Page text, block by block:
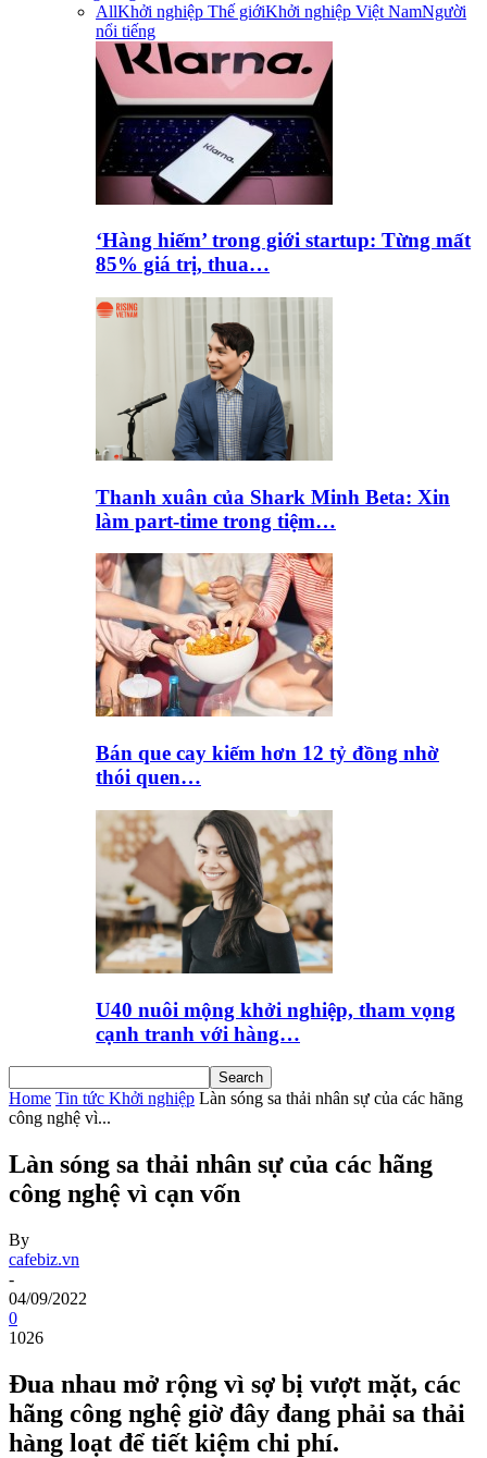
AllKhởi nghiệp Thế giớiKhởi nghiệp Việt NamNgười
nổi tiếng
‘Hàng hiếm’ trong giới startup: Từng mất
85% giá trị, thua…
Thanh xuân của Shark Minh Beta: Xin
làm part-time trong tiệm…
Bán que cay kiếm hơn 12 tỷ đồng nhờ
thói quen…
U40 nuôi mộng khởi nghiệp, tham vọng
cạnh tranh với hàng…
Home Tin tức Khởi nghiệp Làn sóng sa thải nhân sự của các hãng
công nghệ vì...
Làn sóng sa thải nhân sự của các hãng
công nghệ vì cạn vốn
By
cafebiz.vn
-
04/09/2022
0
1026
Đua nhau mở rộng vì sợ bị vượt mặt, các
hãng công nghệ giờ đây đang phải sa thải
hàng loạt để tiết kiệm chi phí.